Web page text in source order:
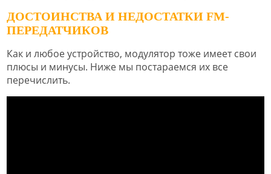
ДОСТОИНСТВА И НЕДОСТАТКИ FM-
ПЕРЕДАТЧИКОВ
Как и любое устройство, модулятор тоже имеет свои
плюсы и минусы. Ниже мы постараемся их все
перечислить.